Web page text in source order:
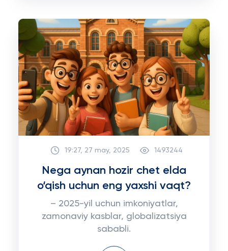
19:27, 27 may, 2025 1493244
Nega aynan hozir chet elda
o‘qish uchun eng yaxshi vaqt?
– 2025-yil uchun imkoniyatlar,
zamonaviy kasblar, globalizatsiya
sababli.